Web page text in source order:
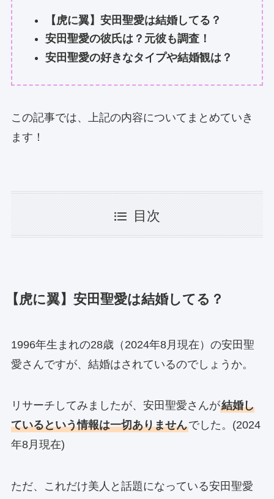
【虎に翼】安田聖愛は結婚してる？
安田聖愛の彼氏は？元彼も調査！
安田聖愛の好きなタイプや結婚観は？
この記事では、上記の内容についてまとめていき
ます！
目次
【虎に翼】安田聖愛は結婚してる？
1996年生まれの28歳（2024年8月現在）の安田聖
愛さんですが、結婚はされているのでしょうか。
リサーチしてみましたが、安田聖愛さんが結婚し
ているという情報は一切ありませんでした。(2024
年8月現在)
ただ、これだけ美人と話題になっている安田聖愛